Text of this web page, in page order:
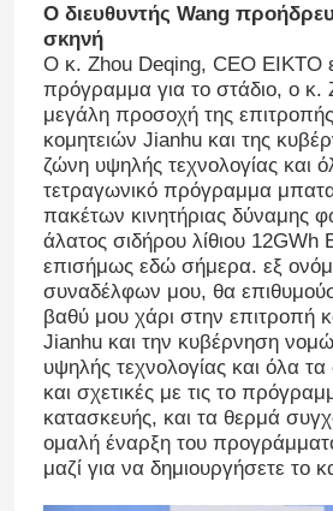
Σπίτι
Προϊόντα
Περίπου εμείς
Ο διευθυντής Wang
σκηνή
Ο κ. Zhou Deqing, CEO EIKTO
πρόγραμμα για το στάδιο, ο κ.
μεγάλη προσοχή της
κομητειών Jianhu και της
ζώνη υψηλής τεχνολογίας και
τετραγωνικό πρόγραμμα
πακέτων κινητήριας δύναμης
άλατος σιδήρου λίθιου 12GWh
επισήμως εδώ σήμερα. εξ
συναδέλφων μου, θα
βαθύ μου χάρι στην επιτροπή
Jianhu και την κυβέρνηση
υψηλής τεχνολογίας και όλα
και σχετικές με τις το
κατασκευής, και τα θερμά
ομαλή έναρξη του
μαζί για να δημιουργήσετε το